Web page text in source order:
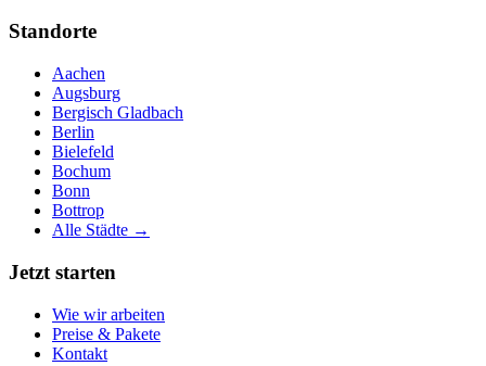
Standorte
Aachen
Augsburg
Bergisch Gladbach
Berlin
Bielefeld
Bochum
Bonn
Bottrop
Alle Städte →
Jetzt starten
Wie wir arbeiten
Preise & Pakete
Kontakt